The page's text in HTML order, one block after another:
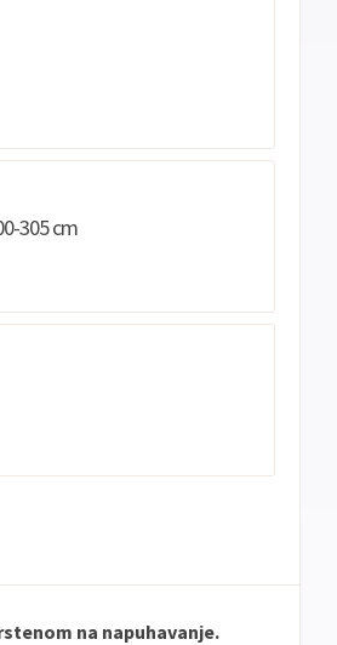
305 cm
na napuhavanje.